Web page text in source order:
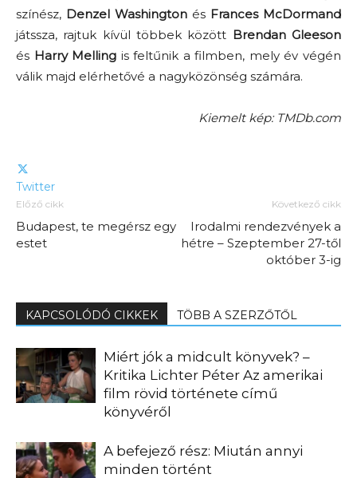
színész, Denzel Washington és Frances McDormand
játssza, rajtuk kívül többek között Brendan Gleeson
és Harry Melling is feltűnik a filmben, mely év végén
válik majd elérhetővé a nagyközönség számára.
Kiemelt kép: TMDb.com
Twitter
Előző cikk
Budapest, te megérsz egy
estet
Következő cikk
Irodalmi rendezvények a
hétre – Szeptember 27-től
október 3-ig
KAPCSOLÓDÓ CIKKEK TÖBB A SZERZŐTŐL
Miért jók a midcult könyvek? –
Kritika Lichter Péter Az amerikai
film rövid története című
könyvéről
A befejező rész: Miután annyi
minden történt